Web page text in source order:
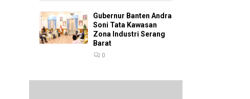
Gubernur Banten Andra
Soni Tata Kawasan
Zona Industri Serang
Barat
0